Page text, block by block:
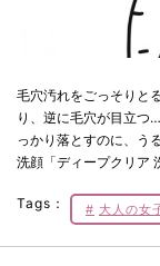
毛穴汚れをごっそりと
り、逆に毛穴が目立つ
っかり落とすのに、う
洗顔「ディープクリア
Tags： 大人の女